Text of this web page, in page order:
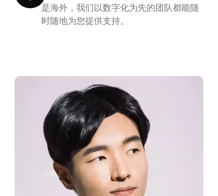
是海外，我们以数字化为先的团队都能随
时随地为您提供支持。